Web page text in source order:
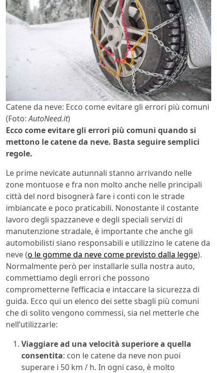
Catene da neve: Ecco come evitare gli errori più comuni
(Foto:AutoNeed.it)
Ecco come evitare gli errori più comuni quando si
mettono le catene da neve. Basta seguire semplici
regole.
Le prime nevicate autunnali stanno arrivando nelle
zone montuose e fra non molto anche nelle principali
città del nord bisognerà fare i conti con le strade
imbiancate e poco praticabili. Nonostante il costante
lavoro degli spazzaneve e degli speciali servizi di
manutenzione stradale, è importante che anche gli
automobilisti siano responsabili e utilizzino le catene da
neve (o le gomme da neve come previsto dalla legge).
Normalmente però per installarle sulla nostra auto,
commettiamo degli errori che possono
comprometterne l’efficacia e intaccare la sicurezza di
guida. Ecco qui un elenco dei sette sbagli più comuni
che di solito vengono commessi, sia nel metterle che
nell’utilizzarle:
Viaggiare ad una velocità superiore a quella
consentita: con le catene da neve non puoi
superare i 50 km / h. In ogni caso, è molto